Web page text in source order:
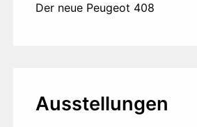
Der neue Peugeot 408
Ausstellungen